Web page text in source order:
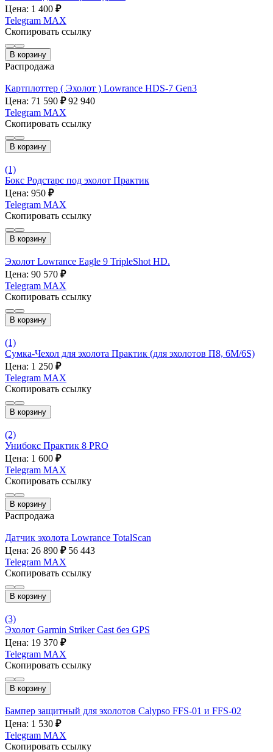
Цена: 1 400 ₽
Telegram MAX
Скопировать ссылку
В корзину
Распродажа
Картплоттер ( Эхолот ) Lowrance HDS-7 Gen3
Цена: 71 590 ₽ 92 940
Telegram MAX
Скопировать ссылку
В корзину
(1)
Бокс Родстарс под эхолот Практик
Цена: 950 ₽
Telegram MAX
Скопировать ссылку
В корзину
Эхолот Lowrance Eagle 9 TripleShot HD.
Цена: 90 570 ₽
Telegram MAX
Скопировать ссылку
В корзину
(1)
Сумка-Чехол для эхолота Практик (для эхолотов П8, 6М/6S)
Цена: 1 250 ₽
Telegram MAX
Скопировать ссылку
В корзину
(2)
Унибокс Практик 8 PRO
Цена: 1 600 ₽
Telegram MAX
Скопировать ссылку
В корзину
Распродажа
Датчик эхолота Lowrance TotalScan
Цена: 26 890 ₽ 56 443
Telegram MAX
Скопировать ссылку
В корзину
(3)
Эхолот Garmin Striker Cast без GPS
Цена: 19 370 ₽
Telegram MAX
Скопировать ссылку
В корзину
Бампер защитный для эхолотов Calypso FFS-01 и FFS-02
Цена: 1 530 ₽
Telegram MAX
Скопировать ссылку